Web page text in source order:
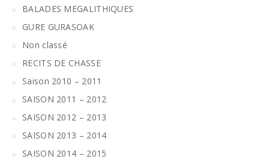
BALADES MEGALITHIQUES
GURE GURASOAK
Non classé
RECITS DE CHASSE
Saison 2010 – 2011
SAISON 2011 – 2012
SAISON 2012 – 2013
SAISON 2013 – 2014
SAISON 2014 – 2015